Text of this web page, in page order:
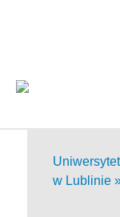
w Lublinie